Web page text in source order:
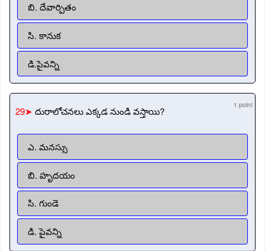
బి. దేవార్పితం
సి. కానుక
డి.పైవన్ని
29➤ దురాలోచనలు ఎక్కడ నుండి వస్తాయి? 1 point
ఎ. మనస్సు
బి. హృదయం
సి. గుండె
డి. పైవన్ని